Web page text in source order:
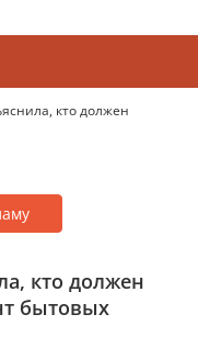
кто должен
кто должен
бытовых